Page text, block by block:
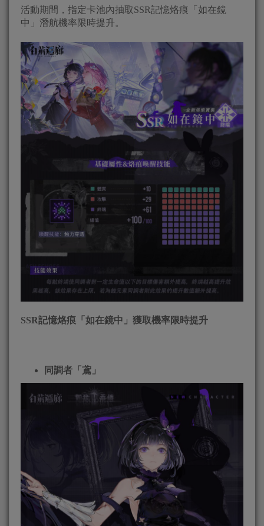
活動期間，指定卡池內抽取SSR記憶烙痕「如在鏡
中」潛航機率限時提升。
SSR記憶烙痕「如在鏡中」獲取機率限時提升
同調者「鳶」